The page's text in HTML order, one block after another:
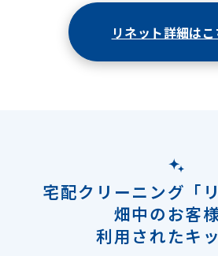
リネット詳細はこ
宅配クリーニング「
畑中のお客
利用されたキ